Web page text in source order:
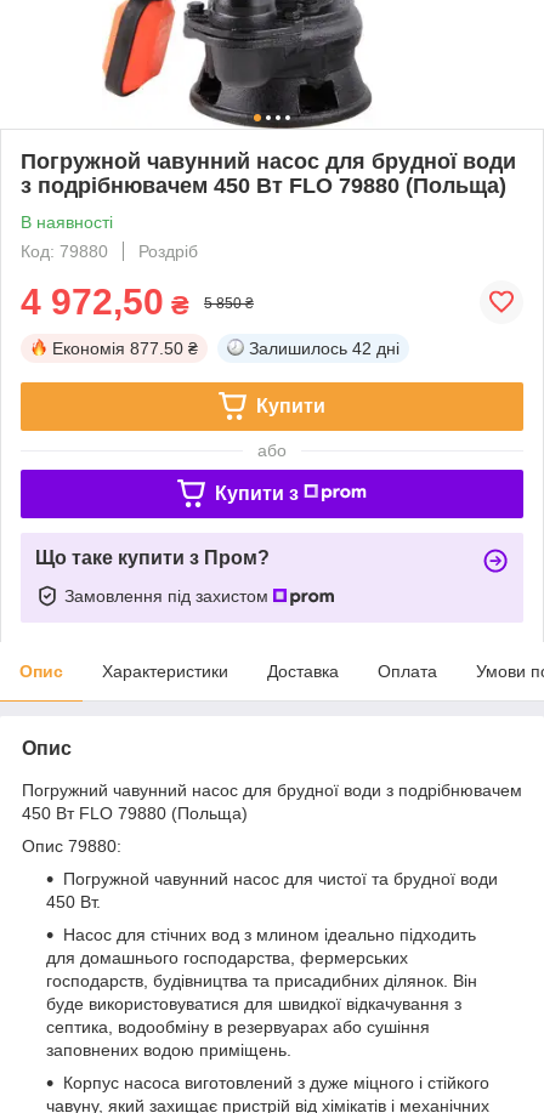
Погружной чавунний насос для брудної води
з подрібнювачем 450 Вт FLO 79880 (Польща)
В наявності
Код: 79880
Роздріб
4 972,50 ₴ 5 850 ₴
Економія 877.50 ₴ Залишилось 42 дні
Купити
або
Купити з
Що таке купити з Пром?
Замовлення під захистом
Опис Характеристики Доставка Оплата Умови
Опис
Погружний чавунний насос для брудної води з подрібнювачем
450 Вт FLO 79880 (Польща)
Опис 79880:
Погружной чавунний насос для чистої та брудної води
450 Вт.
Насос для стічних вод з млином ідеально підходить
для домашнього господарства, фермерських
господарств, будівництва та присадибних ділянок. Він
буде використовуватися для швидкої відкачування з
септика, водообміну в резервуарах або сушіння
заповнених водою приміщень.
Корпус насоса виготовлений з дуже міцного і стійкого
чавуну, який захищає пристрій від хімікатів і механічних